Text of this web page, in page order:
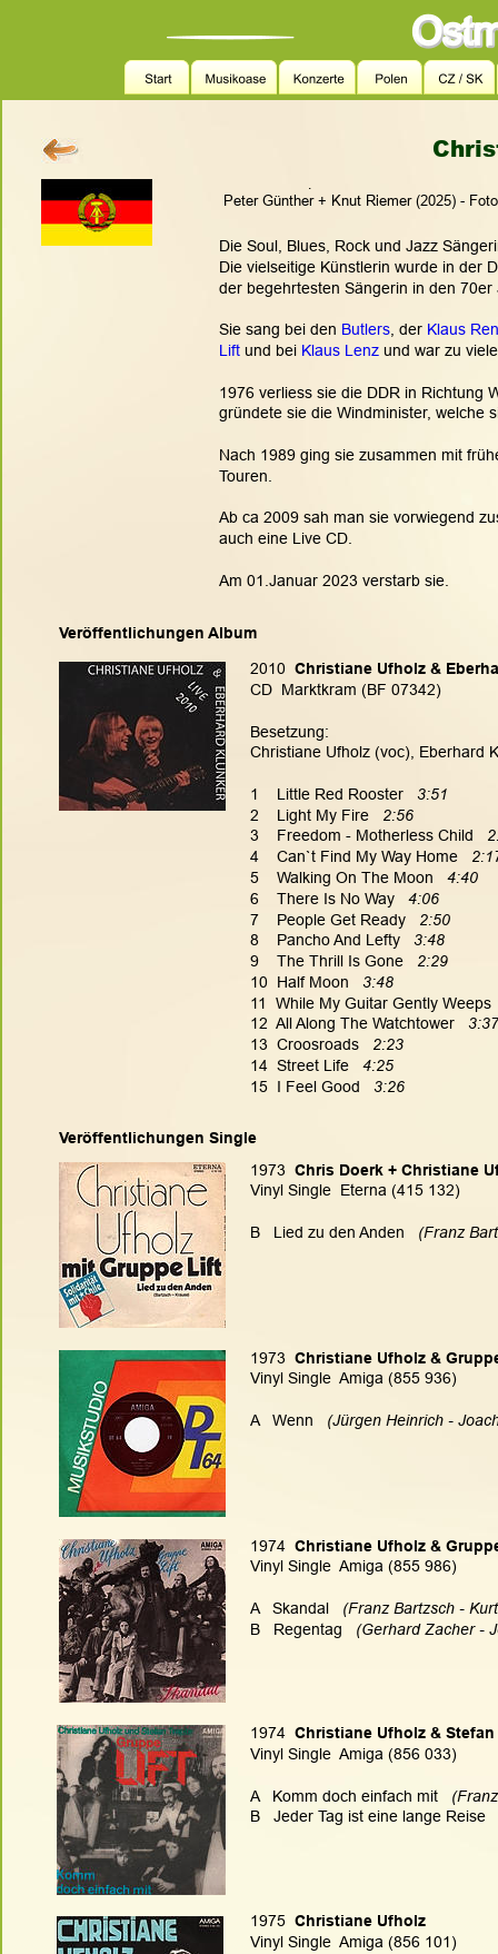
Peter Günther + Knut Riemer (2025) -
.
Die Soul, Blues, Rock und Jazz
Die vielseitige Künstlerin wurde in der
der begehrtesten Sängerin in den 70er
Sie sang bei den Butlers, der Klaus
Lift und bei Klaus Lenz und war zu
1976 verliess sie die DDR in Richtung
gründete sie die Windminister, welche
Nach 1989 ging sie zusammen mit
Touren.
Ab ca 2009 sah man sie vorwiegend
auch eine Live CD.
Am 01.Januar 2023 verstarb sie.
2010 Christiane Ufholz &
CD  Marktkram (BF 07342)
Besetzung:
Christiane Ufholz (voc), Eberhard
1    Little Red Rooster 3:51
2    Light My Fire 2:56
3    Freedom - Motherless Child
4    Can`t Find My Way Home
5    Walking On The Moon 4:40
6    There Is No Way
4:06
7    People Get Ready
  2:50
8    Pancho And Lefty 3:48
9    The Thrill Is Gone
2:29
10  Half Moon 3:48
11  While My Guitar Gently
12  All Along The Watchtower
3:37
13  Croosroads 2:23
14  Street Life 4:25
15  I Feel Good 3:26
1973 Chris Doerk + Christiane
Vinyl Single  Eterna (415 132)
B   Lied zu den Anden
(Franz
1973 Christiane Ufholz &
Vinyl Single  Amiga (855 936)
A   Wenn
(Jürgen Heinrich -
1974 Christiane Ufholz &
Vinyl Single  Amiga (855 986)
A   Skandal
(Franz Bartzsch -
B   Regentag
(Gerhard Zacher -
1974 Christiane Ufholz &
Vinyl Single  Amiga (856 033)
A Komm doch einfach mit
B
   Jeder Tag ist eine lange Reise
1975 Christiane Ufholz
Vinyl Single  Amiga (856 101)
Veröffentlichungen Album
Veröffentlichungen Single